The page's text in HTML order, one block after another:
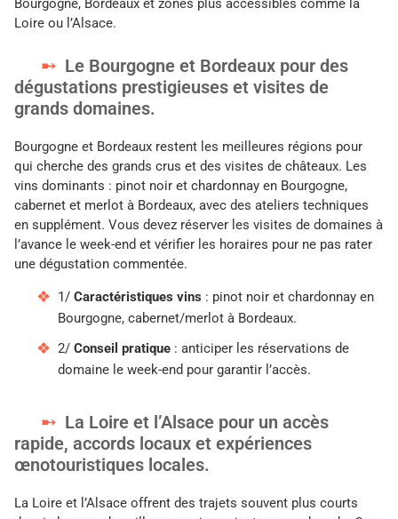
Bourgogne, Bordeaux et zones plus accessibles comme la
Loire ou l’Alsace.
Le Bourgogne et Bordeaux pour des
dégustations prestigieuses et visites de
grands domaines.
Bourgogne et Bordeaux restent les meilleures régions pour
qui cherche des grands crus et des visites de châteaux. Les
vins dominants : pinot noir et chardonnay en Bourgogne,
cabernet et merlot à Bordeaux, avec des ateliers techniques
en supplément. Vous devez réserver les visites de domaines à
l’avance le week-end et vérifier les horaires pour ne pas rater
une dégustation commentée.
1/ Caractéristiques vins : pinot noir et chardonnay en
Bourgogne, cabernet/merlot à Bordeaux.
2/ Conseil pratique : anticiper les réservations de
domaine le week-end pour garantir l’accès.
La Loire et l’Alsace pour un accès
rapide, accords locaux et expériences
œnotouristiques locales.
La Loire et l’Alsace offrent des trajets souvent plus courts